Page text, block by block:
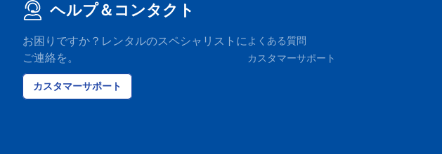
ヘルプ＆コンタクト
お困りですか？レンタルのスペシャリストに
ご連絡を。
カスタマーサポート
よくある質問
カスタマーサポート